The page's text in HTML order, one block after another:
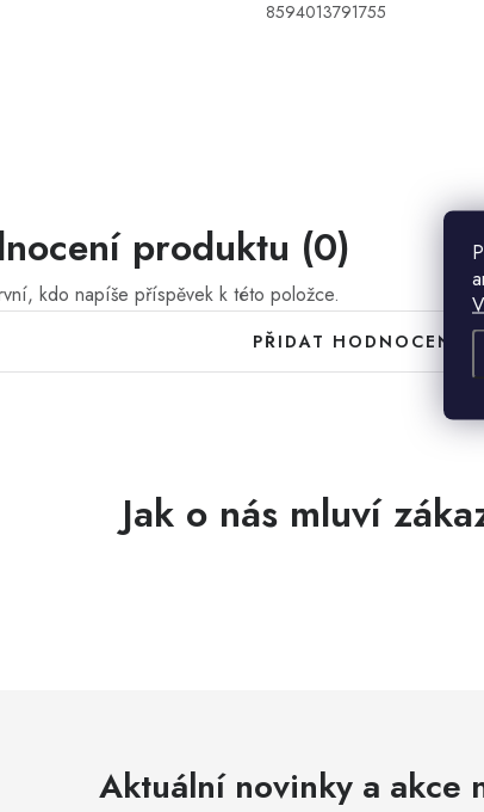
8594013791755
produktu (0)
kdo napíše příspěvek k této položce.
PŘIDAT HODNOCENÍ
Aktuální novinky a akce